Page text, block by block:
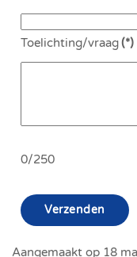
Toelichting/vraag(*)
0/250
Verzenden
Aangemaakt op 18